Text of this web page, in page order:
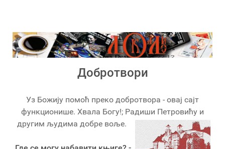
Добротвори
Уз Божију помоћ преко добротвора - овај сајт
функционише. Хвала Богу!; Радиши Петровићу и
другим људима добре воље.